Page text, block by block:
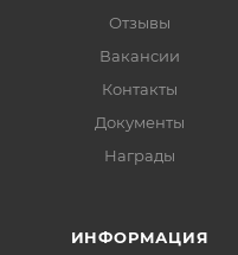
Отзывы
Вакансии
Контакты
Документы
Награды
ИНФОРМАЦИЯ